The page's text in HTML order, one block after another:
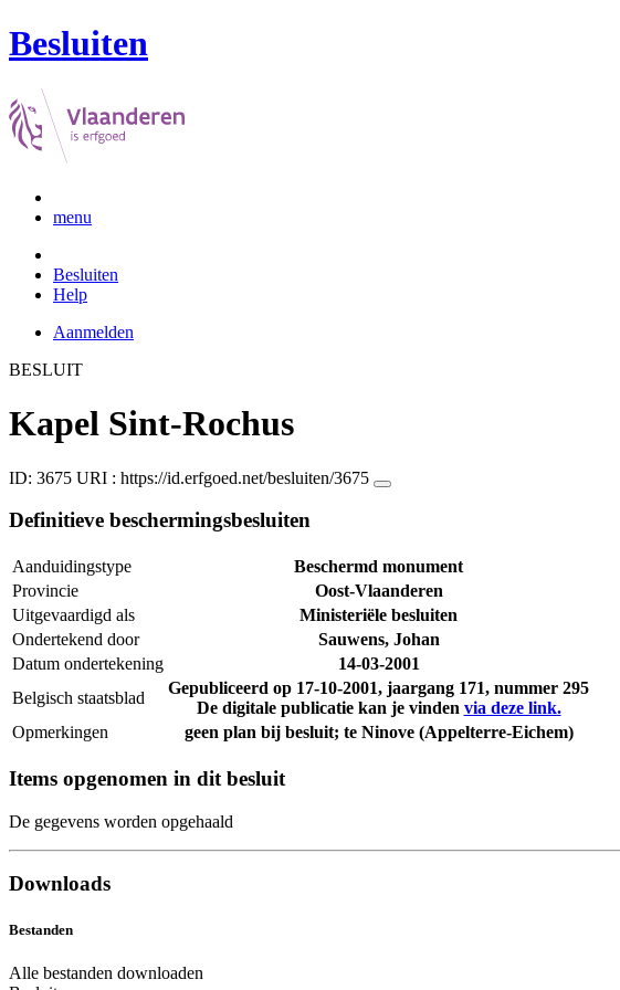
Besluiten
menu
Besluiten
Help
Aanmelden
BESLUIT
Kapel Sint-Rochus
ID: 3675 URI : https://id.erfgoed.net/besluiten/3675
Definitieve beschermingsbesluiten
Aanduidingstype
Beschermd monument
Provincie
Oost-Vlaanderen
Uitgevaardigd als
Ministeriële besluiten
Ondertekend door
Sauwens, Johan
Datum ondertekening
14-03-2001
Belgisch staatsblad
Gepubliceerd op 17-10-2001, jaargang 171, nummer 295
De digitale publicatie kan je vinden via deze link.
Opmerkingen
geen plan bij besluit; te Ninove (Appelterre-Eichem)
Items opgenomen in dit besluit
De gegevens worden opgehaald
Downloads
Bestanden
Alle bestanden downloaden